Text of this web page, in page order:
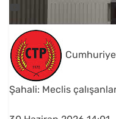
Şahali: Meclis